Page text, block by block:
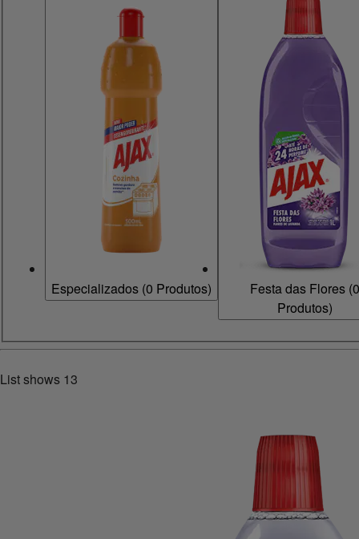
Especializados (0 Produtos) Festa das Flores (0
Produtos)
List shows 13